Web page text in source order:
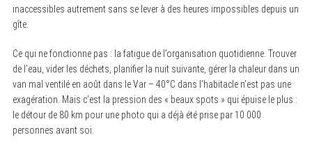
inaccessibles autrement sans se lever à des heures impossibles depuis un
gîte.
Ce qui ne fonctionne pas : la fatigue de l’organisation quotidienne. Trouver
de l’eau, vider les déchets, planifier la nuit suivante, gérer la chaleur dans un
van mal ventilé en août dans le Var – 40°C dans l’habitacle n’est pas une
exagération. Mais c’est la pression des « beaux spots » qui épuise le plus :
le détour de 80 km pour une photo qui a déjà été prise par 10 000
personnes avant soi.